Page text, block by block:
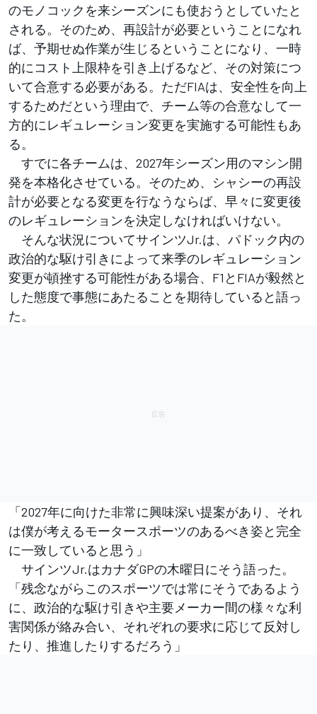
のモノコックを来シーズンにも使おうとしていたと
される。そのため、再設計が必要ということになれ
ば、予期せぬ作業が生じるということになり、一時
的にコスト上限枠を引き上げるなど、その対策につ
いて合意する必要がある。ただFIAは、安全性を向上
するためだという理由で、チーム等の合意なして一
方的にレギュレーション変更を実施する可能性もあ
る。
すでに各チームは、2027年シーズン用のマシン開
発を本格化させている。そのため、シャシーの再設
計が必要となる変更を行なうならば、早々に変更後
のレギュレーションを決定しなければいけない。
そんな状況についてサインツJr.は、パドック内の
政治的な駆け引きによって来季のレギュレーション
変更が頓挫する可能性がある場合、F1とFIAが毅然と
した態度で事態にあたることを期待していると語っ
た。
「2027年に向けた非常に興味深い提案があり、それ
は僕が考えるモータースポーツのあるべき姿と完全
に一致していると思う」
サインツJr.はカナダGPの木曜日にそう語った。
「残念ながらこのスポーツでは常にそうであるよう
に、政治的な駆け引きや主要メーカー間の様々な利
害関係が絡み合い、それぞれの要求に応じて反対し
たり、推進したりするだろう」